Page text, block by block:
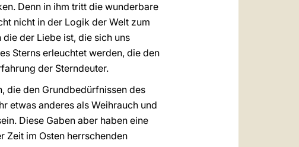
Denn in ihm tritt die wunderbare
nicht in der Logik der Welt zum
der Liebe ist, die sich uns
Sterns erleuchtet werden, die den
der Sterndeuter.
die den Grundbedürfnissen des
etwas anderes als Weihrauch und
Diese Gaben aber haben eine
Zeit im Osten herrschenden